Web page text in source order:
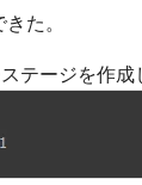
た。
テージを作成